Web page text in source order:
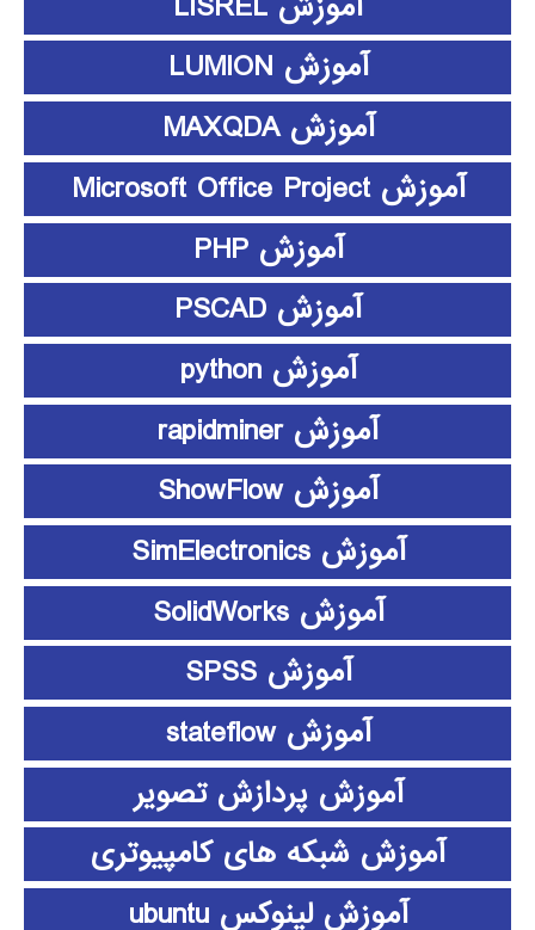
آموزش LUMION
آموزش MAXQDA
آموزش Microsoft Office Project
آموزش PHP
آموزش PSCAD
آموزش python
آموزش rapidminer
آموزش ShowFlow
آموزش SimElectronics
آموزش SolidWorks
آموزش SPSS
آموزش stateflow
آموزش پردازش تصویر
آموزش شبکه های کامپیوتری
آموزش لینوکس ubuntu